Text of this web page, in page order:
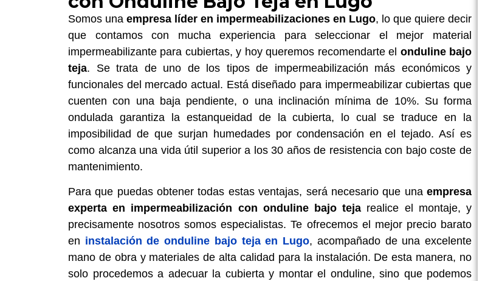
Somos una empresa líder en impermeabilizaciones en Lugo, lo que quiere decir
que contamos con mucha experiencia para seleccionar el mejor material
impermeabilizante para cubiertas, y hoy queremos recomendarte el onduline bajo
teja. Se trata de uno de los tipos de impermeabilización más económicos y
funcionales del mercado actual. Está diseñado para impermeabilizar cubiertas que
cuenten con una baja pendiente, o una inclinación mínima de 10%. Su forma
ondulada garantiza la estanqueidad de la cubierta, lo cual se traduce en la
imposibilidad de que surjan humedades por condensación en el tejado. Así es
como alcanza una vida útil superior a los 30 años de resistencia con bajo coste de
mantenimiento.
Para que puedas obtener todas estas ventajas, será necesario que una empresa
experta en impermeabilización con onduline bajo teja realice el montaje, y
precisamente nosotros somos especialistas. Te ofrecemos el mejor precio barato
en instalación de onduline bajo teja en Lugo, acompañado de una excelente
mano de obra y materiales de alta calidad para la instalación. De esta manera, no
solo procedemos a adecuar la cubierta y montar el onduline, sino que podemos